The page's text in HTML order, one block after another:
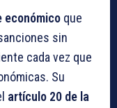
económico que
sin
cada vez que
Su
artículo 20 de la